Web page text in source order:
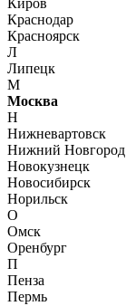
Киров
Краснодар
Красноярск
Л
Липецк
М
Москва
Н
Нижневартовск
Нижний Новгород
Новокузнецк
Новосибирск
Норильск
О
Омск
Оренбург
П
Пенза
Пермь